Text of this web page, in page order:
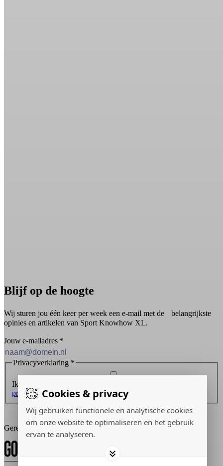
Cookies & privacy
Wij gebruiken functionele en analytische cookies
om onze website te optimaliseren en het gebruik
ervan te analyseren.
Blijf op de hoogte
Wij sturen jou één keer per week een e-mail met de belangrijkste
opinies en artikelen van Sport Knowhow XL.
Jouw e-mailadres *
Privacyverklaring *
Ik ontvang graag de nieuwsbrief en ga akkoord met de
privacyverklaring.
Inschrijven
Gerealiseerd door: